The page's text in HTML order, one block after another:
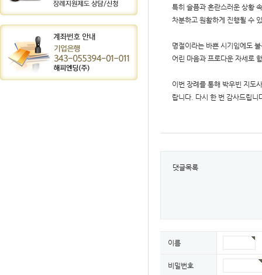
특히 슬픔과 혼란스러운 상황
차분하고 원활하게 진행될 수
명절이라는 바쁜 시기임에도
어린 마음과 프로다운 자세로
이번 장례를 통해 박우빈 지도
랍니다. 다시 한 번 감사드립니
댓글목록
이름
비밀번호